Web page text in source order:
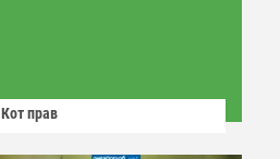
Кот прав